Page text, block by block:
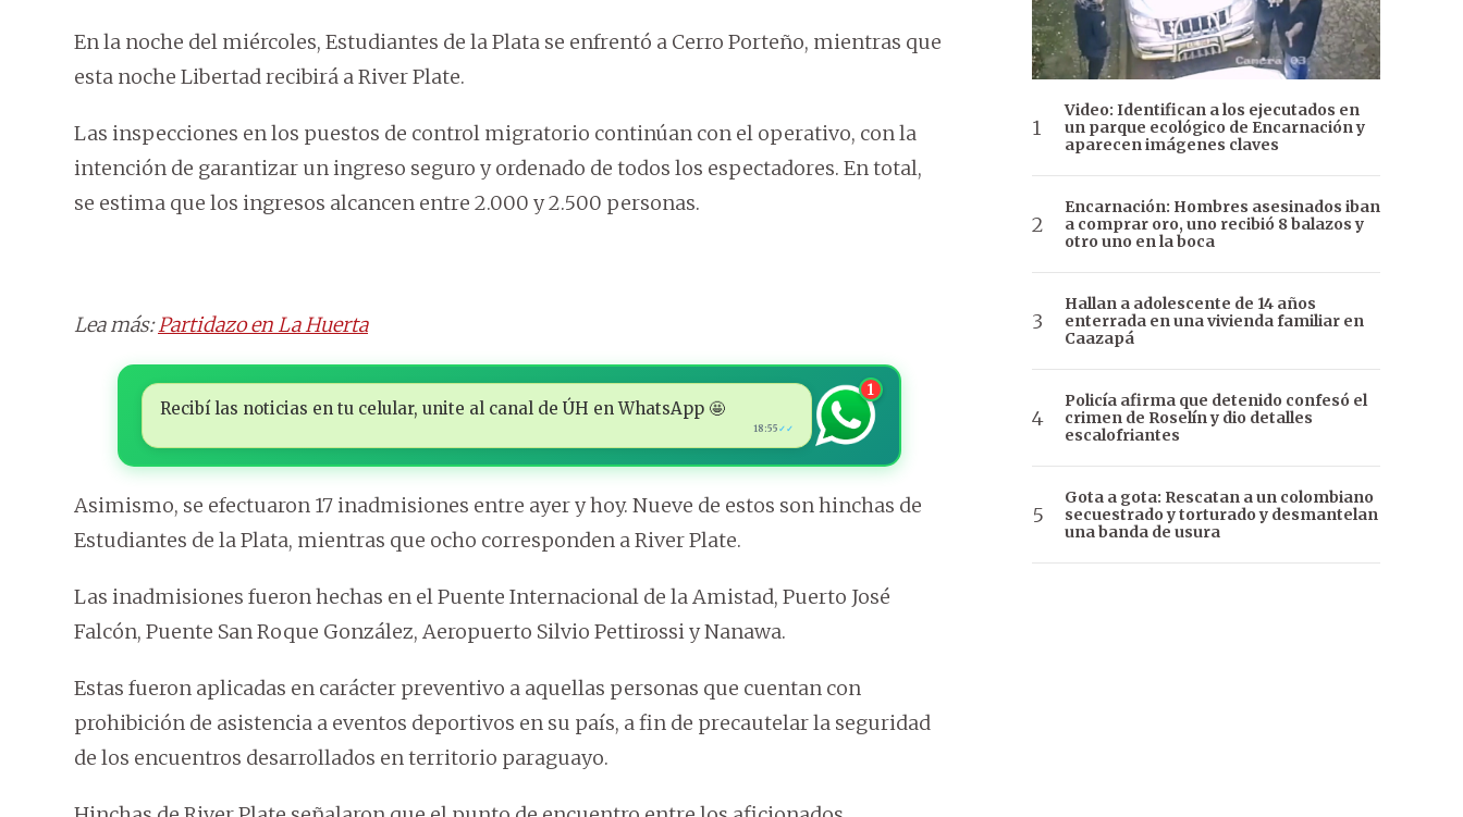
En la noche del miércoles, Estudiantes de la Plata se enfrentó a Cerro Porteño, mientras que
esta noche Libertad recibirá a River Plate.
Las inspecciones en los puestos de control migratorio continúan con el operativo, con la
intención de garantizar un ingreso seguro y ordenado de todos los espectadores. En total,
se estima que los ingresos alcancen entre 2.000 y 2.500 personas.
Lea más:Partidazo en La Huerta
Recibí las noticias en tu celular, unite al canal de ÚH en WhatsApp 🤩
18:55 ✓✓
1
Asimismo, se efectuaron 17 inadmisiones entre ayer y hoy. Nueve de estos son hinchas de
Estudiantes de la Plata, mientras que ocho corresponden a River Plate.
Las inadmisiones fueron hechas en el Puente Internacional de la Amistad, Puerto José
Falcón, Puente San Roque González, Aeropuerto Silvio Pettirossi y Nanawa.
Estas fueron aplicadas en carácter preventivo a aquellas personas que cuentan con
prohibición de asistencia a eventos deportivos en su país, a fin de precautelar la seguridad
de los encuentros desarrollados en territorio paraguayo.
Video: Identifican a los ejecutados en
un parque ecológico de Encarnación y
aparecen imágenes claves
Encarnación: Hombres asesinados iban
a comprar oro, uno recibió 8 balazos y
otro uno en la boca
Hallan a adolescente de 14 años
enterrada en una vivienda familiar en
Caazapá
Policía afirma que detenido confesó el
crimen de Roselín y dio detalles
escalofriantes
Gota a gota: Rescatan a un colombiano
secuestrado y torturado y desmantelan
una banda de usura